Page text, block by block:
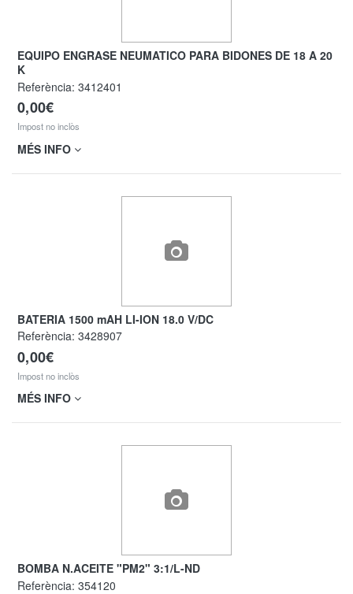
EQUIPO ENGRASE NEUMATICO PARA BIDONES DE 18 A 20
K
Referència: 3412401
0,00€
Impost no inclòs
MÉS INFO
BATERIA 1500 mAH LI-ION 18.0 V/DC
Referència: 3428907
0,00€
Impost no inclòs
MÉS INFO
BOMBA N.ACEITE "PM2" 3:1/L-ND
Referència: 354120